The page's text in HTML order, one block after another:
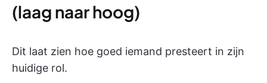
(laag naar hoog)
Dit laat zien hoe goed iemand presteert in zijn
huidige rol.